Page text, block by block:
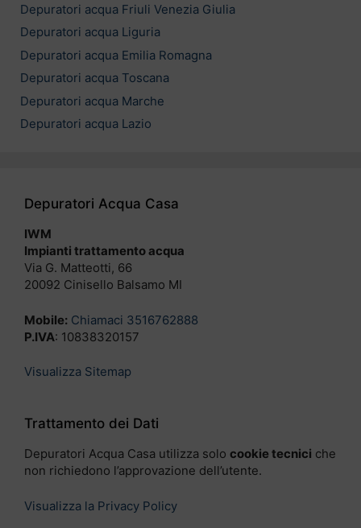
Depuratori acqua Friuli Venezia Giulia
Depuratori acqua Liguria
Depuratori acqua Emilia Romagna
Depuratori acqua Toscana
Depuratori acqua Marche
Depuratori acqua Lazio
Depuratori Acqua Casa
IWM
Impianti trattamento acqua
Via G. Matteotti, 66
20092 Cinisello Balsamo MI
Mobile: Chiamaci 3516762888
P.IVA: 10838320157
Visualizza Sitemap
Trattamento dei Dati
Depuratori Acqua Casa utilizza solo cookie tecnici che
non richiedono l’approvazione dell’utente.
Visualizza la Privacy Policy